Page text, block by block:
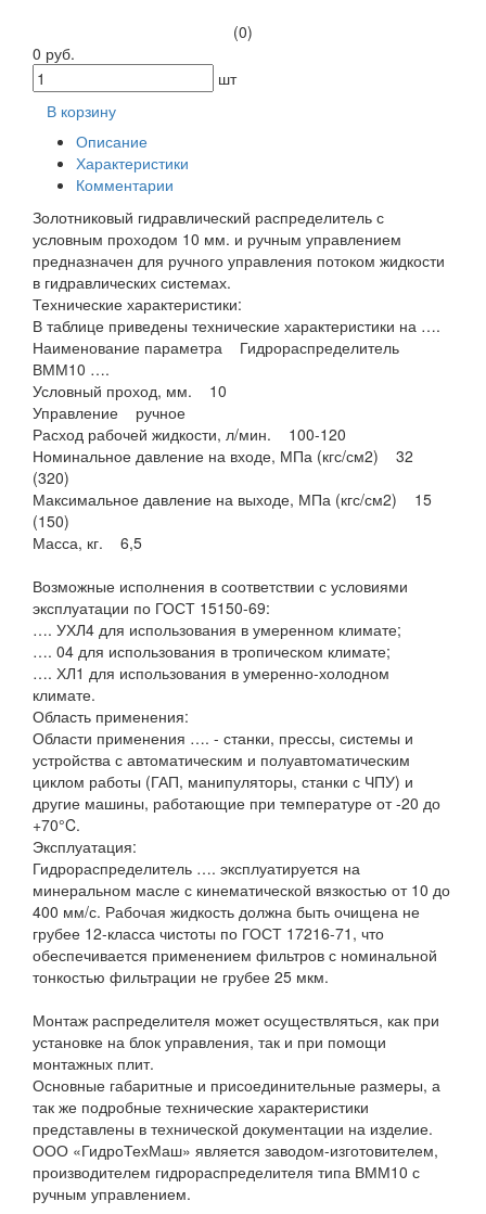
(0)
0 руб.
шт
В корзину
Описание
Характеристики
Комментарии
Золотниковый гидравлический распределитель с
условным проходом 10 мм. и ручным управлением
предназначен для ручного управления потоком жидкости
в гидравлических системах.
Технические характеристики:
В таблице приведены технические характеристики на ….
Наименование параметра Гидрораспределитель
ВММ10 ….
Условный проход, мм. 10
Управление ручное
Расход рабочей жидкости, л/мин. 100-120
Номинальное давление на входе, МПа (кгс/см2) 32
(320)
Максимальное давление на выходе, МПа (кгс/см2) 15
(150)
Масса, кг. 6,5
Возможные исполнения в соответствии с условиями
эксплуатации по ГОСТ 15150-69:
…. УХЛ4 для использования в умеренном климате;
…. 04 для использования в тропическом климате;
…. ХЛ1 для использования в умеренно-холодном
климате.
Область применения:
Области применения …. - станки, прессы, системы и
устройства с автоматическим и полуавтоматическим
циклом работы (ГАП, манипуляторы, станки с ЧПУ) и
другие машины, работающие при температуре от -20 до
+70°C.
Эксплуатация:
Гидрораспределитель …. эксплуатируется на
минеральном масле с кинематической вязкостью от 10 до
400 мм/с. Рабочая жидкость должна быть очищена не
грубее 12-класса чистоты по ГОСТ 17216-71, что
обеспечивается применением фильтров с номинальной
тонкостью фильтрации не грубее 25 мкм.
Монтаж распределителя может осуществляться, как при
установке на блок управления, так и при помощи
монтажных плит.
Основные габаритные и присоединительные размеры, а
так же подробные технические характеристики
представлены в технической документации на изделие.
ООО «ГидроТехМаш» является заводом-изготовителем,
производителем гидрораспределителя типа ВММ10 с
ручным управлением.